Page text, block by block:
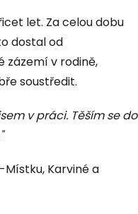
let. Za celou dobu
dostal od
zázemí v rodině,
soustředit.
v práci. Těším se do
Karviné a